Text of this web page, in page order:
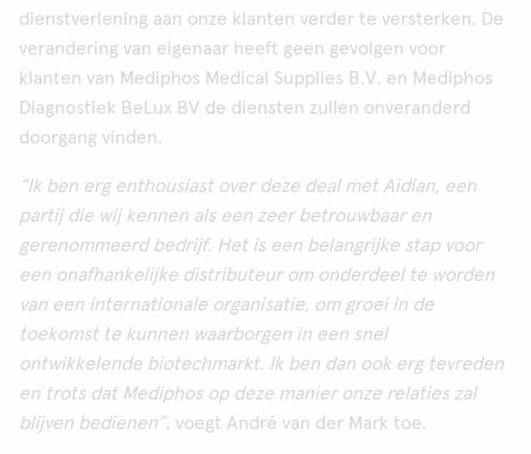
dienstverlening aan onze klanten verder te versterken. De
verandering van eigenaar heeft geen gevolgen voor
klanten van Mediphos Medical Supplies B.V. en Mediphos
Diagnostiek BeLux BV de diensten zullen onveranderd
doorgang vinden.
“Ik ben erg enthousiast over deze deal met Aidian, een
partij die wij kennen als een zeer betrouwbaar en
gerenommeerd bedrijf. Het is een belangrijke stap voor
een onafhankelijke distributeur om onderdeel te worden
van een internationale organisatie, om groei in de
toekomst te kunnen waarborgen in een snel
ontwikkelende biotechmarkt. Ik ben dan ook erg tevreden
en trots dat Mediphos op deze manier onze relaties zal
blijven bedienen”, voegt André van der Mark toe.